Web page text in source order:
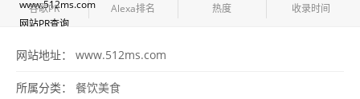
谷歌PR Alexa排名 热度
收录时间
网站地址： www.512ms.com
所属分类： 餐饮美食